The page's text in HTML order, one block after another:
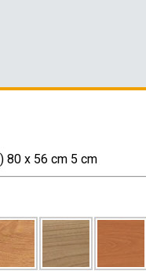
80 x 56 cm 5 cm